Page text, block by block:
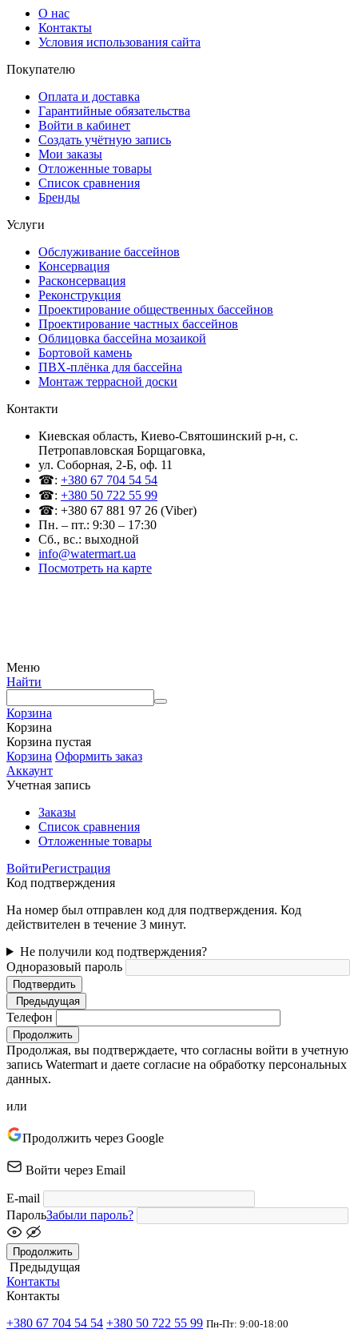
О нас
Контакты
Условия использования сайта
Покупателю
Оплата и доставка
Гарантийные обязательства
Войти в кабинет
Создать учётную запись
Мои заказы
Отложенные товары
Список сравнения
Бренды
Услуги
Обслуживание бассейнов
Консервация
Расконсервация
Реконструкция
Проектирование общественных бассейнов
Проектирование частных бассейнов
Облицовка бассейна мозаикой
Бортовой камень
ПВХ-плёнка для бассейна
Монтаж террасной доски
Контакти
Киевская область, Киево-Святошинский р-н, c.
Петропавловская Борщаговка,
ул. Соборная, 2-Б, оф. 11
☎: +380 67 704 54 54
☎: +380 50 722 55 99
☎: +380 67 881 97 26 (Viber)
Пн. – пт.: 9:30 – 17:30
Сб., вс.: выходной
info@watermart.ua
Посмотреть на карте
Меню
Найти
Корзина
Корзина
Корзина пустая
Корзина Оформить заказ
Аккаунт
Учетная запись
Заказы
Список сравнения
Отложенные товары
ВойтиРегистрация
Код подтверждения
На номер был отправлен код для подтверждения. Код
действителен в течение 3 минут.
Не получили код подтверждения?
Одноразовый пароль
Подтвердить
Предыдущая
Телефон
Продолжить
Продолжая, вы подтверждаете, что согласны войти в учетную
запись Watermart и даете согласие на обработку персональных
данных.
или
Продолжить через Google
Войти через Email
E-mail
ПарольЗабыли пароль?
Продолжить
Предыдущая
Контакты
Контакты
+380 67 704 54 54 +380 50 722 55 99 Пн-Пт: 9:00-18:00